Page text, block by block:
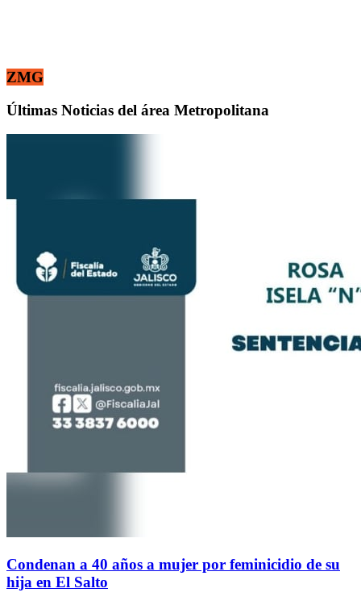
ZMG
Últimas Noticias del área Metropolitana
Condenan a 40 años a mujer por feminicidio de su
hija en El Salto